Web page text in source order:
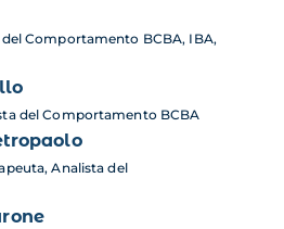
Comportamento BCBA, IBA,
del Comportamento BCBA
Analista del